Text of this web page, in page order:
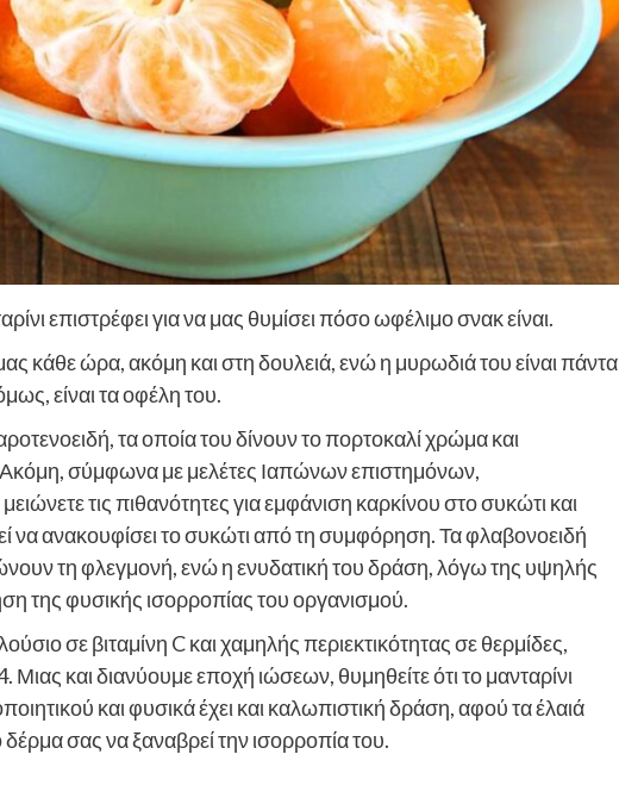
επιστρέφει για να μας θυμίσει πόσο ωφέλιμο σνακ είναι.
κάθε ώρα, ακόμη και στη δουλειά, ενώ η μυρωδιά του είναι πάντα
είναι τα οφέλη του.
τα οποία του δίνουν το πορτοκαλί χρώμα και
Ακόμη, σύμφωνα με μελέτες Ιαπώνων επιστημόνων,
τις πιθανότητες για εμφάνιση καρκίνου στο συκώτι και
ανακουφίσει το συκώτι από τη συμφόρηση. Τα φλαβονοειδή
τη φλεγμονή, ενώ η ενυδατική του δράση, λόγω της υψηλής
της φυσικής ισορροπίας του οργανισμού.
σε βιταμίνη C και χαμηλής περιεκτικότητας σε θερμίδες,
και διανύουμε εποχή ιώσεων, θυμηθείτε ότι το μανταρίνι
και φυσικά έχει και καλωπιστική δράση, αφού τα έλαιά
δέρμα σας να ξαναβρεί την ισορροπία του.